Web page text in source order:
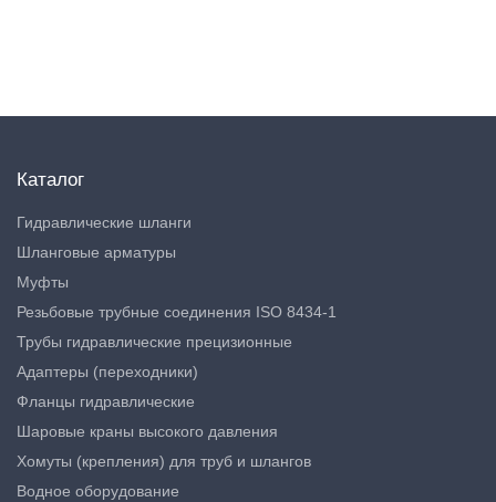
Каталог
Гидравлические шланги
Шланговые арматуры
Муфты
Резьбовые трубные соединения ISO 8434-1
Трубы гидравлические прецизионные
Адаптеры (переходники)
Фланцы гидравлические
Шаровые краны высокого давления
Хомуты (крепления) для труб и шлангов
Водное оборудование